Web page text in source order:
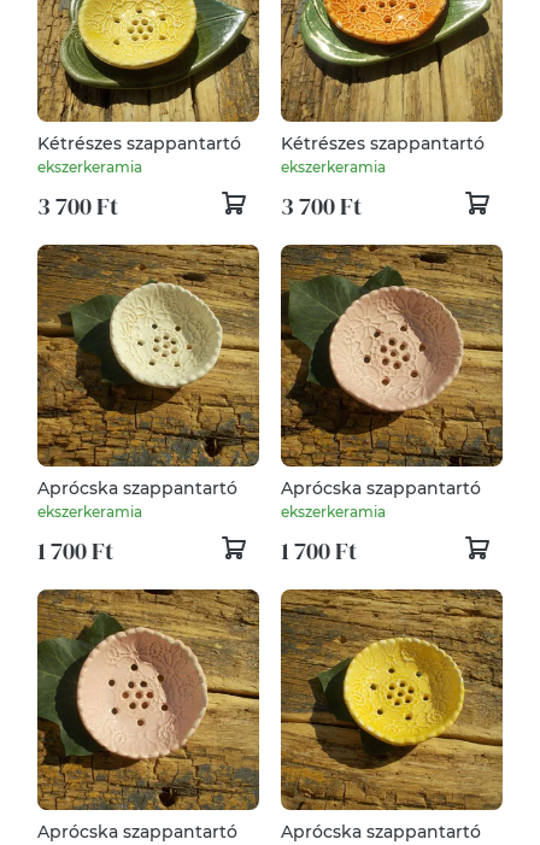
Kétrészes szappantartó
ekszerkeramia
3 700 Ft
Kétrészes szappantartó
ekszerkeramia
3 700 Ft
Aprócska szappantartó
ekszerkeramia
1 700 Ft
Aprócska szappantartó
ekszerkeramia
1 700 Ft
Aprócska szappantartó Aprócska szappantartó